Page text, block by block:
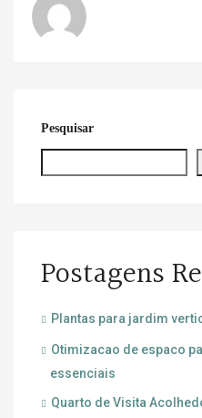
Pesquisar
Postagens
Plantas para jardim
Otimizacao de espaco
essenciais
Quarto de Visita